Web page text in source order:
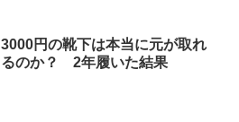
3000円の靴下は本当に元が取れ
るのか？ 2年履いた結果